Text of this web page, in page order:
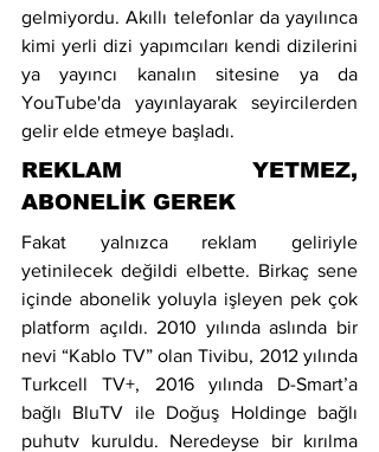
gelmiyordu. Akıllı telefonlar da yayılınca
kimi yerli dizi yapımcıları kendi dizilerini
ya yayıncı kanalın sitesine ya da
YouTube'da yayınlayarak seyircilerden
gelir elde etmeye başladı.
REKLAM YETMEZ,
ABONELİK GEREK
Fakat yalnızca reklam geliriyle
yetinilecek değildi elbette. Birkaç sene
içinde abonelik yoluyla işleyen pek çok
platform açıldı. 2010 yılında aslında bir
nevi “Kablo TV” olan Tivibu, 2012 yılında
Turkcell TV+, 2016 yılında D-Smart’a
bağlı BluTV ile Doğuş Holdinge bağlı
puhutv kuruldu. Neredeyse bir kırılma